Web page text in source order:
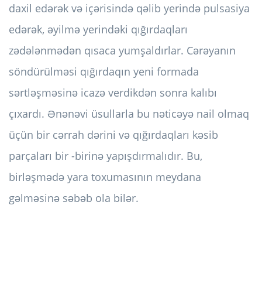
daxil edərək və içərisində qəlib yerində pulsasiya
edərək, əyilmə yerindəki qığırdaqları
zədələnmədən qısaca yumşaldırlar. Cərəyanın
söndürülməsi qığırdaqın yeni formada
sərtləşməsinə icazə verdikdən sonra kalıbı
çıxardı. Ənənəvi üsullarla bu nəticəyə nail olmaq
üçün bir cərrah dərini və qığırdaqları kəsib
parçaları bir -birinə yapışdırmalıdır. Bu,
birləşmədə yara toxumasının meydana
gəlməsinə səbəb ola bilər.